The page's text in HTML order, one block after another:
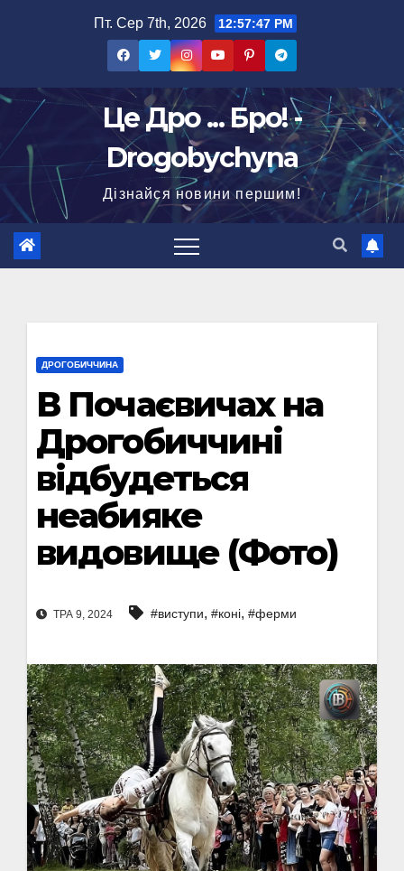
Пт. Сер 7th, 2026 12:57:48 PM
Це Дро ... Бро! -
Drogobychyna
Дізнайся новини першим!
ДРОГОБИЧЧИНА
В Почаєвичах на
Дрогобиччині
відбудеться
неабияке
видовище (Фото)
ТРА 9, 2024 #виступи, #коні, #ферми